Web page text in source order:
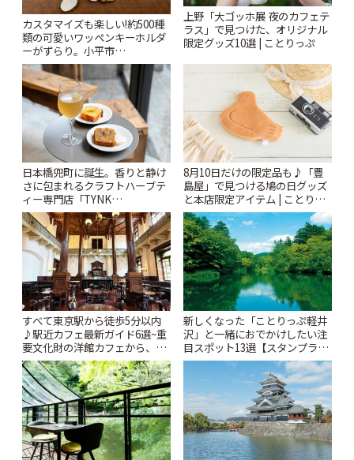
カスタマイズも楽しい!約500種
類の可愛いワッペンキーホルダ
ーがずらり。小平市
「Kimamaya T&K」 | ことりっ
ぷ
上野「大ゴッホ展 夜のカフェテ
ラス」で見つけた、オリジナル
限定グッズ10選 | ことりっぷ
日本橋兜町に誕生。香りと静け
さに包まれるクラフトハーブテ
ィー専門店「TYNK
Kabutocho」 | ことりっぷ
8月10日だけの限定品も♪「豊
島屋」で見つける鳩の日グッズ
と本店限定アイテム | ことりっ
ぷ
すべて東京駅から徒歩5分以内
♪駅近カフェ最新ガイド6選~重
要文化財の洋館カフェから、改
札すぐのレトロ喫茶まで~ | こと
りっぷ
新しくなった「ことりっぷ軽井
沢」と一緒におでかけしたい注
目スポット13選【スタンプラリ
ー開催中】 | ことりっぷ